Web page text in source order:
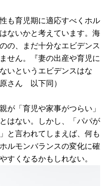
も育児期に適応すべくホル
ないかと考えています。海
の、まだ十分なエビデンス
せん。『妻の出産や育児に
いというエビデンスはな
さん 以下同）
が「育児や家事がつらい」
はない。しかし、「パパが
と言われてしまえば、何も
ルモンバランスの変化に確
すくなるかもしれない。